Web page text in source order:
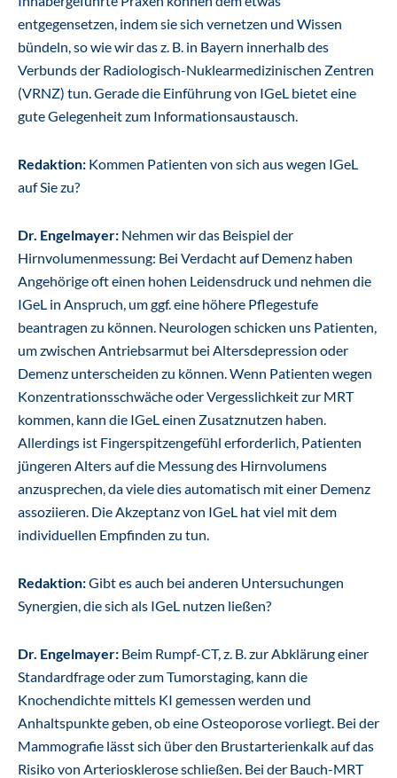
entgegensetzen, indem sie sich vernetzen und Wissen
bündeln, so wie wir das z. B. in Bayern innerhalb des
Verbunds der Radiologisch-Nuklearmedizinischen Zentren
(VRNZ) tun. Gerade die Einführung von IGeL bietet eine
gute Gelegenheit zum Informationsaustausch.
Redaktion: Kommen Patienten von sich aus wegen IGeL
auf Sie zu?
Dr. Engelmayer: Nehmen wir das Beispiel der
Hirnvolumenmessung: Bei Verdacht auf Demenz haben
Angehörige oft einen hohen Leidensdruck und nehmen die
IGeL in Anspruch, um ggf. eine höhere Pflegestufe
beantragen zu können. Neurologen schicken uns Patienten,
um zwischen Antriebsarmut bei Altersdepression oder
Demenz unterscheiden zu können. Wenn Patienten wegen
Konzentrationsschwäche oder Vergesslichkeit zur MRT
kommen, kann die IGeL einen Zusatznutzen haben.
Allerdings ist Fingerspitzengefühl erforderlich, Patienten
jüngeren Alters auf die Messung des Hirnvolumens
anzusprechen, da viele dies automatisch mit einer Demenz
assoziieren. Die Akzeptanz von IGeL hat viel mit dem
individuellen Empfinden zu tun.
Redaktion:Gibt es auch bei anderen Untersuchungen
Synergien, die sich als IGeL nutzen ließen?
Dr. Engelmayer: Beim Rumpf-CT, z. B. zur Abklärung einer
Standardfrage oder zum Tumorstaging, kann die
Knochendichte mittels KI gemessen werden und
Anhaltspunkte geben, ob eine Osteoporose vorliegt. Bei der
Mammografie lässt sich über den Brustarterienkalk auf das
Risiko von Arteriosklerose schließen. Bei der Bauch-MRT